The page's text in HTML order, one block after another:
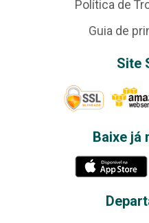
Política de
Guia de
Site
Baixe já